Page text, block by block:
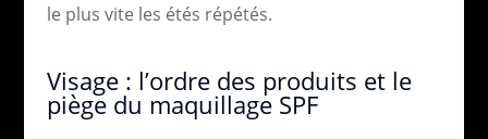
le plus vite les étés répétés.
Visage : l’ordre des produits et le
piège du maquillage SPF